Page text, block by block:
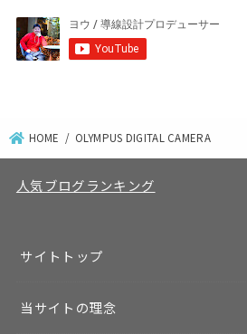
HOME OLYMPUS DIGITAL CAMERA
人気ブログランキング
サイトトップ
当サイトの理念